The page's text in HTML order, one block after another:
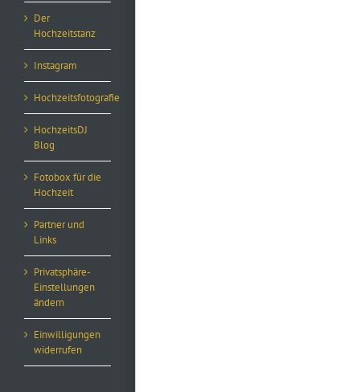
Der
Hochzeitstanz
Instagram
Hochzeitsfotografie
HochzeitsDJ
Blog
Fotobox für die
Hochzeit
Partner und
Links
Privatsphäre-
Einstellungen
ändern
Einwilligungen
widerrufen